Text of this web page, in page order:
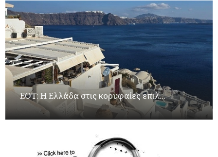
ΕΟΤ: Η Ελλάδα στις κορυφαίες επιλ...